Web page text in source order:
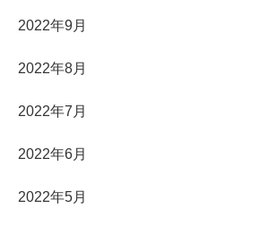
2022年9月
2022年8月
2022年7月
2022年6月
2022年5月